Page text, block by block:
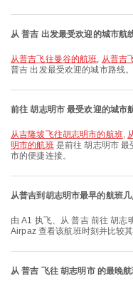
从 普吉 出发最受欢迎的城市航
从普吉飞往曼谷的航班, 从普吉
普吉 出发最受欢迎的城市路线
前往 胡志明市 最受欢迎的城市
从吉隆坡飞往胡志明市的航班,
明市的航班是前往 胡志明市 最
市的便捷连接。
从普吉到胡志明市最早的航班几
由 A1 执飞、从 普吉 前往 胡志明市 的最早航班于 11:55 起飞。您可以在
Airpaz 查看该航班时刻并比较其
从 普吉 飞往 胡志明市 的最晚